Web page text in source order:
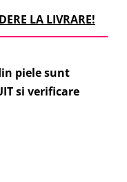
LA LIVRARE!
piele sunt
si verificare